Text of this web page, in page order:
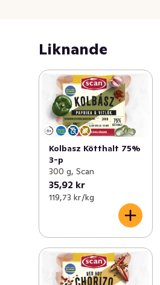
Våra korvar innehåller bara
Denna korv är fri från gluten,
och ärtprotein
Liknande
Kolbasz Kötthalt 75%
3-p
300 g, Scan
35,92 kr
119,73 kr /kg